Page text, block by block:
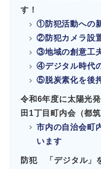
す！
①防犯活動への
②防犯カメラ設
③地域の創意工
④デジタル時代
⑤脱炭素化を後
令和6年度に太陽光
田1丁目町内会（都筑
市内の自治会町
います
防犯 「デジタル」